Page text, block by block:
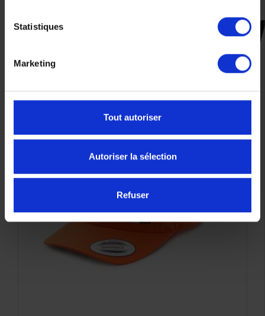
Statistiques
Marketing
Tout autoriser
Autoriser la sélection
Refuser
SUSCEPTIBLES DE VOUS